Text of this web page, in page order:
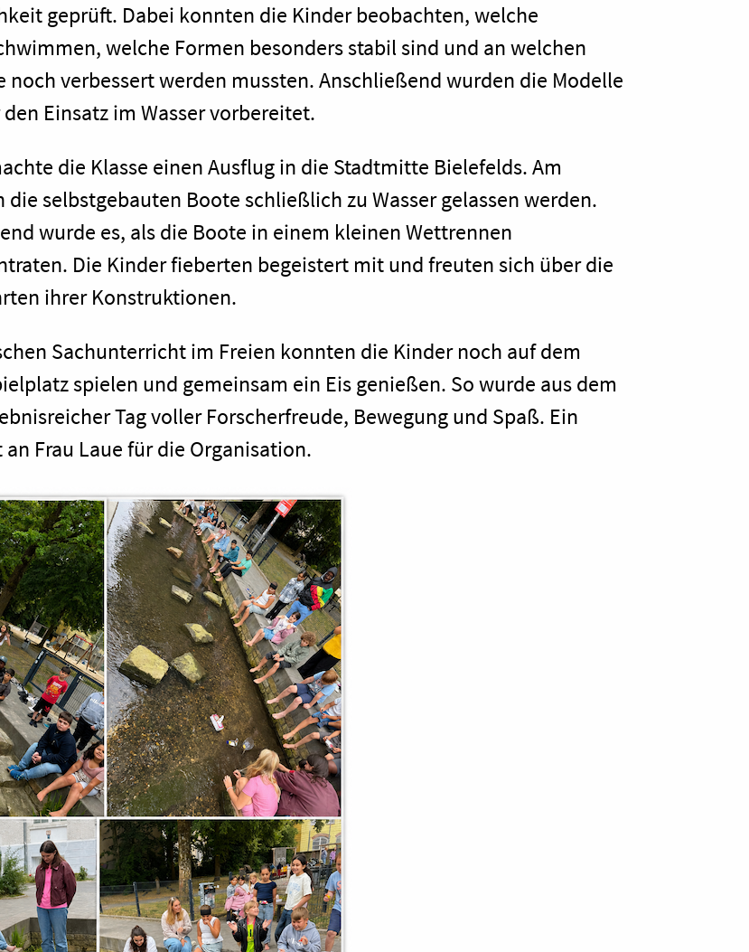
geprüft. Dabei konnten die Kinder beobachten, welche
welche Formen besonders stabil sind und an welchen
noch verbessert werden mussten. Anschließend wurden die Modelle
Einsatz im Wasser vorbereitet.
die Klasse einen Ausflug in die Stadtmitte Bielefelds. Am
selbstgebauten Boote schließlich zu Wasser gelassen werden.
wurde es, als die Boote in einem kleinen Wettrennen
Die Kinder fieberten begeistert mit und freuten sich über die
ihrer Konstruktionen.
Sachunterricht im Freien konnten die Kinder noch auf dem
spielen und gemeinsam ein Eis genießen. So wurde aus dem
Tag voller Forscherfreude, Bewegung und Spaß. Ein
Frau Laue für die Organisation.